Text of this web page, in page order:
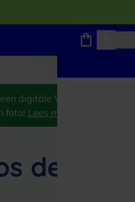
digitale VVV
foto! Lees meer
de